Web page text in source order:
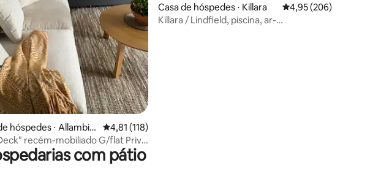
média de 5, 427 avaliações
hóspedes ⋅ Allambie
4,81 de uma avaliação média de 5, 118 avaliações
4,81 (118)
recém-mobiliado G/flat Priv
Casa de hóspedes ⋅ Killara 4,95 de uma avaliação
4,95 (206)
Killara / Lindfield, piscina, ar-
com pátio